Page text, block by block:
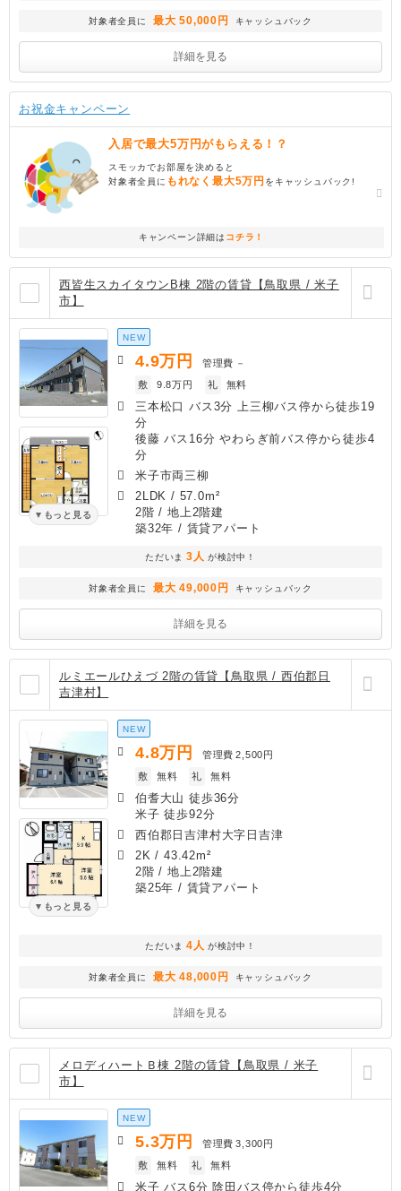
対象者全員に 最大 50,000円 キャッシュバック
詳細を見る
お祝金キャンペーン
入居で最大5万円がもらえる！？
スモッカでお部屋を決めると
対象者全員に もれなく最大5万円 をキャッシュバック!
キャンペーン詳細は コチラ！
西皆生スカイタウンB棟 2階の賃貸【鳥取県 / 米子
市】
もっと見る
NEW
4.9万円 管理費 －
敷
9.8万円 礼 無料
三本松口 バス3分 上三柳バス停から徒歩19
分
後藤 バス16分 やわらぎ前バス停から徒歩4
分
米子市両三柳
2LDK / 57.0m²
2階 / 地上2階建
築32年 / 賃貸アパート
ただいま 3人 が検討中！
対象者全員に 最大 49,000円 キャッシュバック
詳細を見る
ルミエールひえづ 2階の賃貸【鳥取県 / 西伯郡日
吉津村】
もっと見る
NEW
4.8万円 管理費 2,500円
敷
無料 礼 無料
伯耆大山 徒歩36分
米子 徒歩92分
西伯郡日吉津村大字日吉津
2K /43.42m²
2階 / 地上2階建
築25年 / 賃貸アパート
ただいま 4人 が検討中！
対象者全員に 最大 48,000円 キャッシュバック
詳細を見る
メロディハートＢ棟 2階の賃貸【鳥取県 / 米子
市】
NEW
5.3万円 管理費 3,300円
敷
無料 礼 無料
米子 バス6分 陰田バス停から徒歩4分